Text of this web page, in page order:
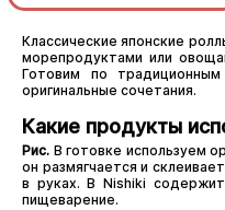
Классические японские
морепродуктами или
Готовим по
оригинальные сочетания.
Какие продукты
Рис. В готовке используем
он размягчается и
в руках. В Nishiki
пищеварение.